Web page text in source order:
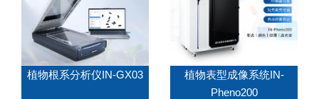
植物根系分析仪IN-GX03
植物表型成像系统IN-
Pheno200